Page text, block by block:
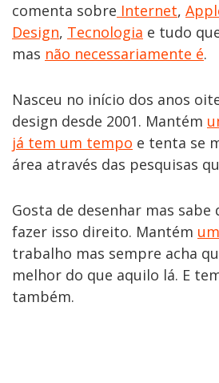
comenta sobre Internet,
Design, Tecnologia e tudo
mas não necessariamente é.
Nasceu no início dos anos
design desde 2001. Mantém
já tem um tempo e tenta se
área através das pesquisas
Gosta de desenhar mas sabe
fazer isso direito. Mantém
trabalho mas sempre acha
melhor do que aquilo lá. E
também.